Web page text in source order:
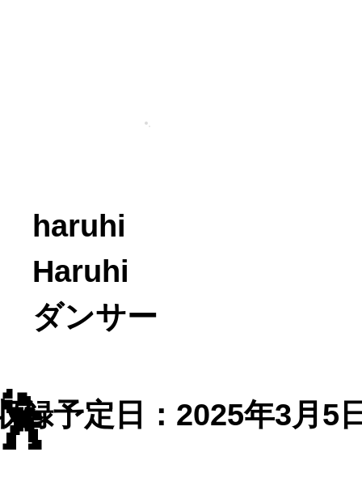
haruhi
Haruhi
ダンサー
録予定日： 2025年3月5